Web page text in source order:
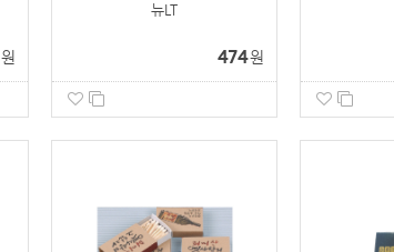
원
뉴LT
474원